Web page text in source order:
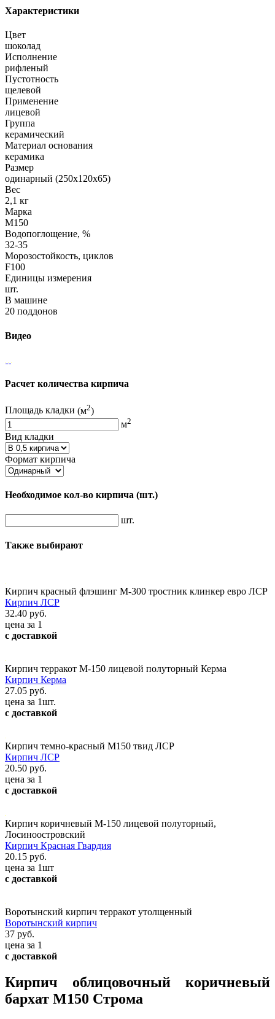
Характеристики
Цвет
шоколад
Исполнение
рифленый
Пустотность
щелевой
Применение
лицевой
Группа
керамический
Материал основания
керамика
Размер
одинарный (250х120х65)
Вес
2,1 кг
Марка
М150
Водопоглощение, %
32-35
Морозостойкость, циклов
F100
Единицы измерения
шт.
В машине
20 поддонов
Видео
Расчет количества кирпича
Площадь кладки (м2)
м2
Вид кладки
Формат кирпича
Необходимое кол-во кирпича (шт.)
шт.
Также выбирают
Кирпич красный флэшинг М-300 тростник клинкер евро ЛСР
Кирпич ЛСР
32.40 руб.
цена за 1
с доставкой
Кирпич терракот М-150 лицевой полуторный Керма
Кирпич Керма
27.05 руб.
цена за 1шт.
с доставкой
Кирпич темно-красный М150 твид ЛСР
Кирпич ЛСР
20.50 руб.
цена за 1
с доставкой
Кирпич коричневый М-150 лицевой полуторный,
Лосиноостровский
Кирпич Красная Гвардия
20.15 руб.
цена за 1шт
с доставкой
Воротынский кирпич терракот утолщенный
Воротынский кирпич
37 руб.
цена за 1
с доставкой
Кирпич облицовочный коричневый
бархат М150 Строма